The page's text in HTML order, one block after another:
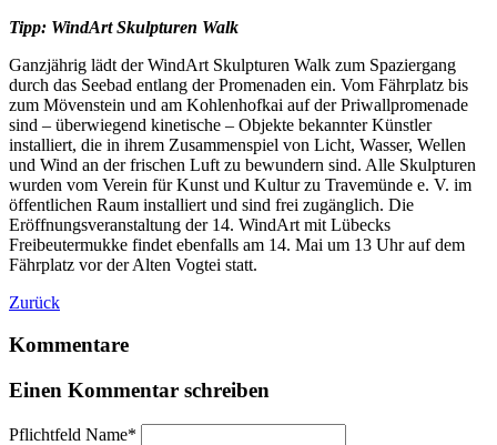
Tipp: WindArt Skulpturen Walk
Ganzjährig lädt der WindArt Skulpturen Walk zum Spaziergang
durch das Seebad entlang der Promenaden ein. Vom Fährplatz bis
zum Mövenstein und am Kohlenhofkai auf der Priwallpromenade
sind – überwiegend kinetische – Objekte bekannter Künstler
installiert, die in ihrem Zusammenspiel von Licht, Wasser, Wellen
und Wind an der frischen Luft zu bewundern sind. Alle Skulpturen
wurden vom Verein für Kunst und Kultur zu Travemünde e. V. im
öffentlichen Raum installiert und sind frei zugänglich. Die
Eröffnungsveranstaltung der 14. WindArt mit Lübecks
Freibeutermukke findet ebenfalls am 14. Mai um 13 Uhr auf dem
Fährplatz vor der Alten Vogtei statt.
Zurück
Kommentare
Einen Kommentar schreiben
Pflichtfeld Name*